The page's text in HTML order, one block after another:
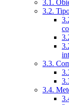
3.1.
3.2.
3.3.
3.4.